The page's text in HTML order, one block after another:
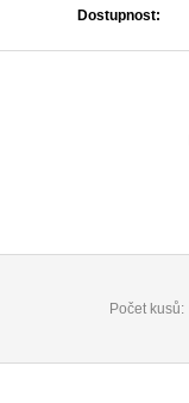
Dostupnost:
Počet kusů: